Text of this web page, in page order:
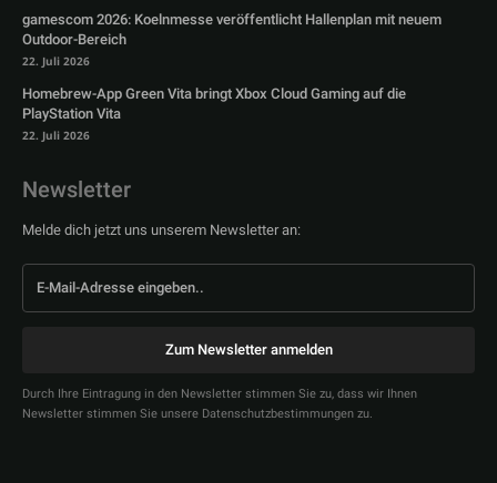
gamescom 2026: Koelnmesse veröffentlicht Hallenplan mit neuem
Outdoor-Bereich
22. Juli 2026
Homebrew-App Green Vita bringt Xbox Cloud Gaming auf die
PlayStation Vita
22. Juli 2026
Newsletter
Melde dich jetzt uns unserem Newsletter an:
Zum Newsletter anmelden
Durch Ihre Eintragung in den Newsletter stimmen Sie zu, dass wir Ihnen
Newsletter stimmen Sie unsere Datenschutzbestimmungen zu.